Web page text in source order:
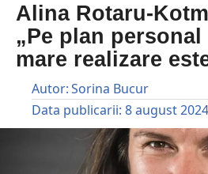
Alina Rotaru-
„Pe plan personal
mare realizare
Autor:Sorina Bucur
Data publicarii: 8 august 2024